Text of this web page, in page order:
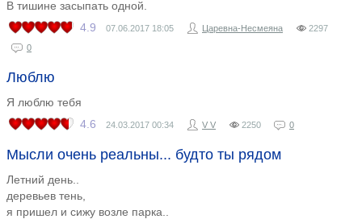
В тишине засыпать одной.
4.9
07.06.2017 18:05 Царевна-Несмеяна
2297
0
Люблю
Я люблю тебя
4.6
24.03.2017 00:34 V V 2250 0
Мысли очень реальны... будто ты рядом
​Летний день..
деревьев тень,
я пришел и сижу возле парка..